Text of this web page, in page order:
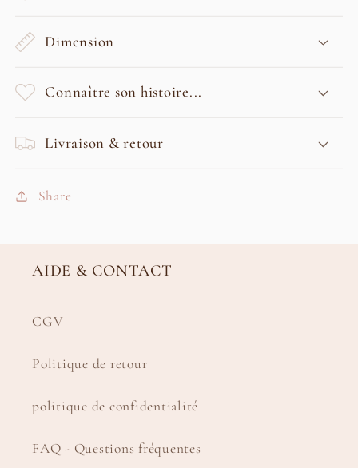
Dimension
Connaître son histoire...
Livraison & retour
Share
AIDE & CONTACT
CGV
Politique de retour
politique de confidentialité
FAQ - Questions fréquentes